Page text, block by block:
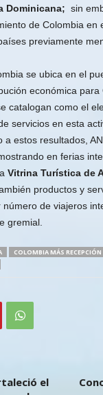
Dominicana; sin
de Colombia en
previamente
se ubica en el
económica para
catalogan como el
servicios en esta
a estos resultados,
en ferias
Vitrina Turística de
productos y
de viajeros
gremial.
COLOMBIA MÁS
el